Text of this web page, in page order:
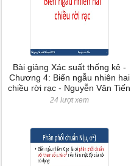
Bài giảng Xác suất thống kê -
Chương 4: Biến ngẫu nhiên hai
chiều rời rạc - Nguyễn Văn Tiến
24 lượt xem